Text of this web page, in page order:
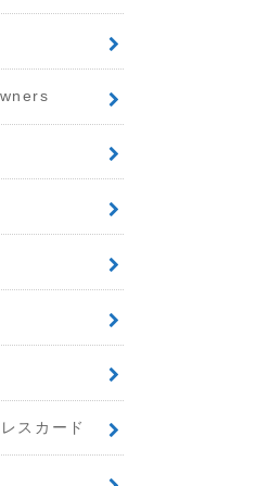
スカード